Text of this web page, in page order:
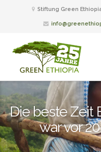
Stiftung Green
Die beste Zeit
war vor